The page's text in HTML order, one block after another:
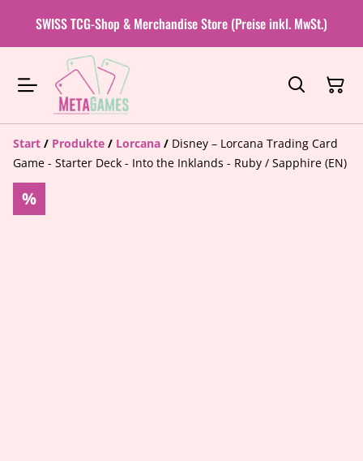
SWISS TCG-Shop & Merchandise Store (Preise inkl. MwSt.)
Start / Produkte / Lorcana / Disney – Lorcana Trading Card
Game - Starter Deck - Into the Inklands - Ruby / Sapphire (EN)
%